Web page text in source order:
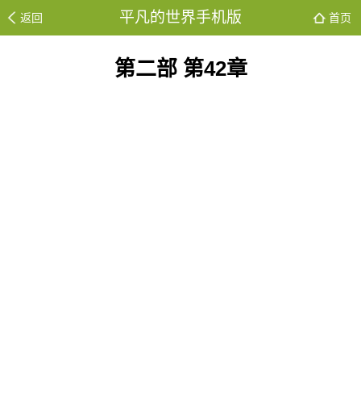
返回 平凡的世界手机版 首页
第二部 第42章